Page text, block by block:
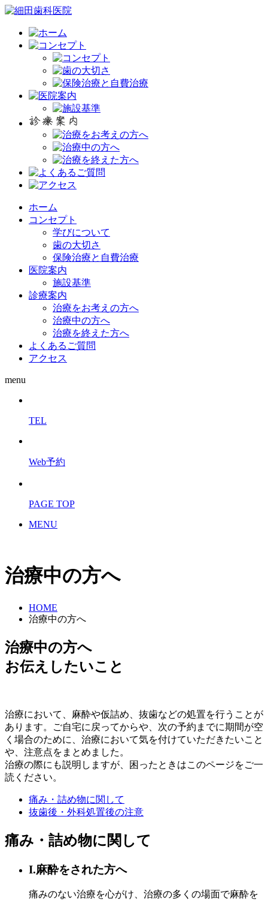
ホーム
コンセプト
学びについて
歯の大切さ
保険治療と自費治療
医院案内
施設基準
診療案内
治療をお考えの方へ
治療中の方へ
治療を終えた方へ
よくあるご質問
アクセス
menu
TEL
Web予約
PAGE TOP
MENU
治療中の方へ
HOME
治療中の方へ
治療中の方へ
お伝えしたいこと
治療において、麻酔や仮詰め、抜歯などの処置を行うことが
あります。ご自宅に戻ってからや、次の予約までに期間が空
く場合のために、治療において気を付けていただきたいこと
や、注意点をまとめました。
治療の際にも説明しますが、困ったときはこのページをご一
読ください。
痛み・詰め物に関して
抜歯後・外科処置後の注意
痛み・詰め物に関して
I.麻酔をされた方へ
痛みのない治療を心がけ、治療の多くの場面で麻酔を